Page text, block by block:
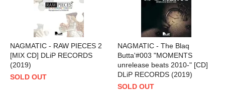
NAGMATIC - RAW PIECES 2
[MIX CD] DLiP RECORDS
(2019)
SOLD OUT
NAGMATIC - The Blaq
Butta'#003 "MOMENTS
unrelease beats 2010-" [CD]
DLiP RECORDS (2019)
SOLD OUT